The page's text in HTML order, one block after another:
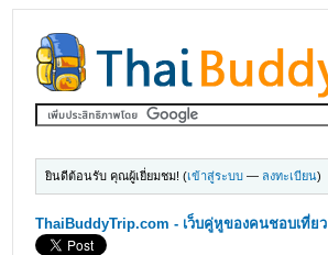
ยินดีต้อนรับ คุณผู้เยี่ยมชม! (เข้าสู่ระบบ — ลงทะเบียน)
ThaiBuddyTrip.com - เว็บคู่หูของคนชอบเที่ยว